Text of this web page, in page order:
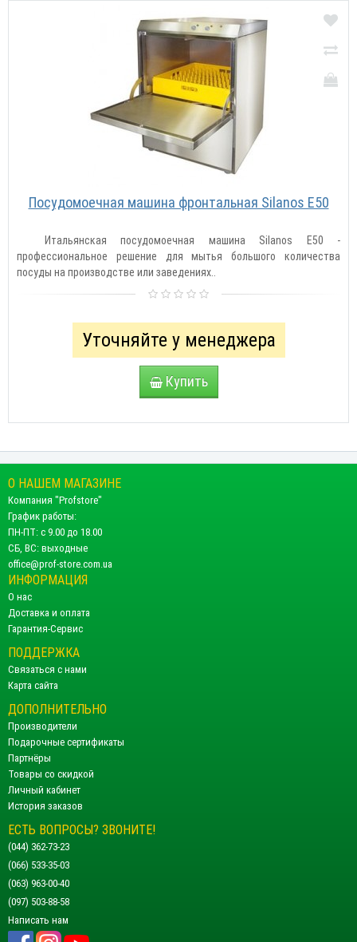
Посудомоечная машина фронтальная Silanos Е50
Итальянская посудомоечная машина Silanos Е50 -
профессиональное решение для мытья большого количества
посуды на производстве или заведениях..
Уточняйте у менеджера
Купить
О НАШЕМ МАГАЗИНЕ
Компания "Profstore"
График работы:
ПН-ПТ: с 9.00 до 18.00
СБ, ВС: выходные
office@prof-store.com.ua
ИНФОРМАЦИЯ
О нас
Доставка и оплата
Гарантия-Сервис
ПОДДЕРЖКА
Связаться с нами
Карта сайта
ДОПОЛНИТЕЛЬНО
Производители
Подарочные сертификаты
Партнёры
Товары со скидкой
Личный кабинет
История заказов
ЕСТЬ ВОПРОСЫ? ЗВОНИТЕ!
(044) 362-73-23
(066) 533-35-03
(063) 963-00-40
(097) 503-88-58
Написать нам